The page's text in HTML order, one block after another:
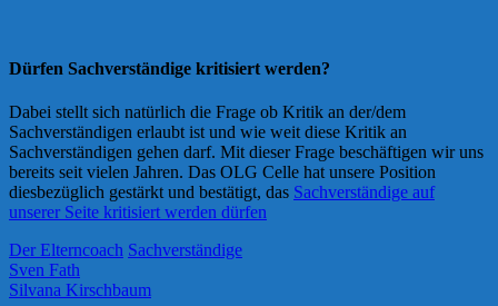
Dürfen Sachverständige kritisiert werden?
Dabei stellt sich natürlich die Frage ob Kritik an der/dem
Sachverständigen erlaubt ist und wie weit diese Kritik an
Sachverständigen gehen darf. Mit dieser Frage beschäftigen wir uns
bereits seit vielen Jahren. Das OLG Celle hat unsere Position
diesbezüglich gestärkt und bestätigt, das Sachverständige auf
unserer Seite kritisiert werden dürfen
Der Elterncoach Sachverständige
Sven Fath
Silvana Kirschbaum